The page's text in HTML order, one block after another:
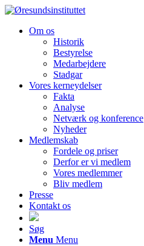
Om os
Historik
Bestyrelse
Medarbejdere
Stadgar
Vores kerneydelser
Fakta
Analyse
Netværk og konference
Nyheder
Medlemskab
Fordele og priser
Derfor er vi medlem
Vores medlemmer
Bliv medlem
Presse
Kontakt os
Søg
Menu Menu